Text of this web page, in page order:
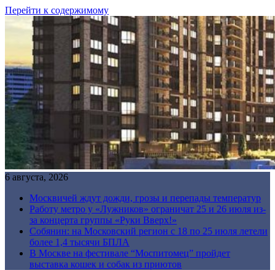
Перейти к содержимому
6 августа, 2026
Москвичей ждут дожди, грозы и перепады температур
Работу метро у «Лужников» ограничат 25 и 26 июля из-
за концерта группы «Руки Вверх!»
Собянин: на Московский регион с 18 по 25 июля летели
более 1,4 тысячи БПЛА
В Москве на фестивале “Моспитомец” пройдет
выставка кошек и собак из приютов